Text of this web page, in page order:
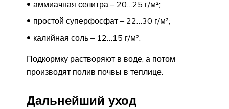
аммиачная селитра – 20…25 г/м²;
простой суперфосфат – 22…30 г/м²;
калийная соль – 12…15 г/м².
Подкормку растворяют в воде, а потом
производят полив почвы в теплице.
Дальнейший уход